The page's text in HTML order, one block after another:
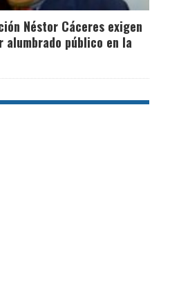
Néstor Cáceres exigen
público en la